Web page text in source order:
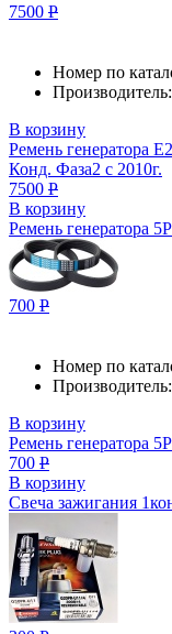
7500 Р
Номер по
Производитель:
В корзину
Ремень генератора
Конд. Фаза2 с 2010г.
7500 Р
В корзину
Ремень генератора
700 Р
Номер по
Производитель:
В корзину
Ремень генератора
700 Р
В корзину
Свеча зажигания